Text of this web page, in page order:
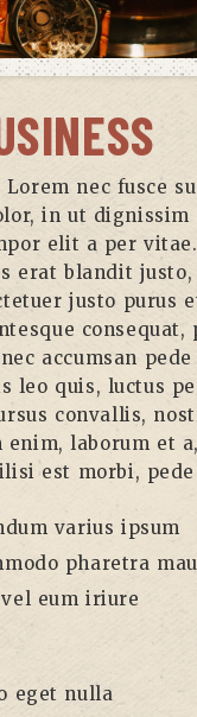
Lorem nec fusce
in ut dignissim
elit a per
erat blandit
justo purus
consequat,
accumsan
leo quis, luctus
convallis,
enim, laborum et
est morbi, pede
varius ipsum
pharetra
eum iriure
eget nulla